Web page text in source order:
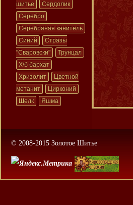
шитье
Сердолик
Серебро
Серебряная канитель
Синий
Стразы
"Сваровски"
Трунцал
Х\б бархат
Хризолит
Цветной
метанит
Цирконий
Шелк
Яшма
© 2008-2015 Золотое Шитье